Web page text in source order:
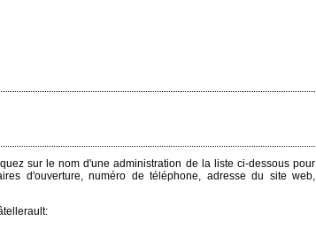
sur le nom d'une administration de la liste ci-dessous pour
d'ouverture, numéro de téléphone, adresse du site web,